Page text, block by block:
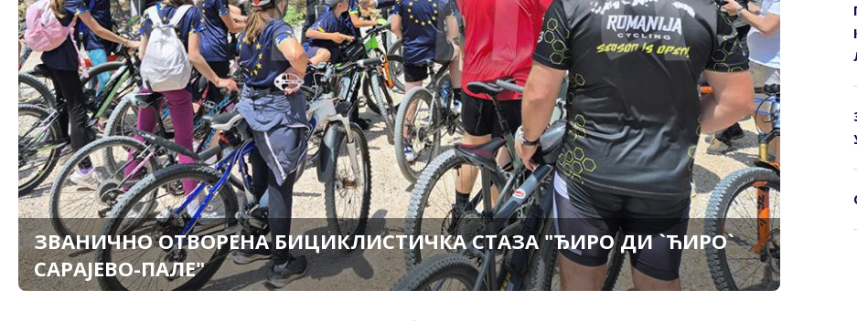
ЗВАНИЧНО ОТВОРЕНА БИЦИКЛИСТИЧКА СТАЗА "ЂИРО ДИ `ЋИРО`
САРАЈЕВО-ПАЛЕ"